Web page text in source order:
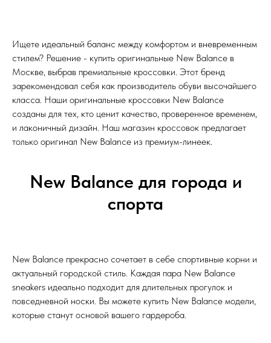
Ищете идеальный баланс между комфортом и вневременным
стилем? Решение - купить оригинальные New Balance в
Москве, выбрав премиальные кроссовки. Этот бренд
зарекомендовал себя как производитель обуви высочайшего
класса. Наши оригинальные кроссовки New Balance
созданы для тех, кто ценит качество, проверенное временем,
и лаконичный дизайн. Наш магазин кроссовок предлагает
только оригинал New Balance из премиум-линеек.
New Balance для города и
спорта
New Balance прекрасно сочетает в себе спортивные корни и
актуальный городской стиль. Каждая пара New Balance
sneakers идеально подходит для длительных прогулок и
повседневной носки. Вы можете купить New Balance модели,
которые станут основой вашего гардероба.